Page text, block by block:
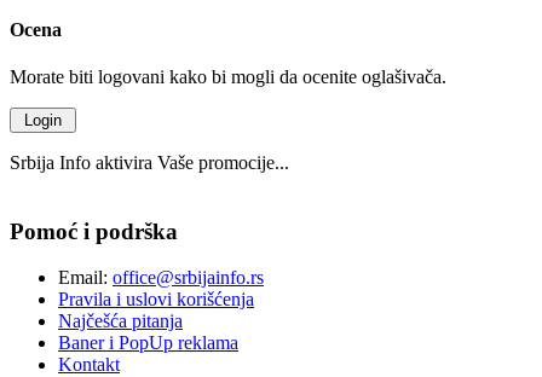
Ocena
Morate biti logovani kako bi mogli da ocenite oglašivača.
Srbija Info aktivira Vaše promocije...
Pomoć i podrška
Email: office@srbijainfo.rs
Pravila i uslovi korišćenja
Najčešća pitanja
Baner i PopUp reklama
Kontakt